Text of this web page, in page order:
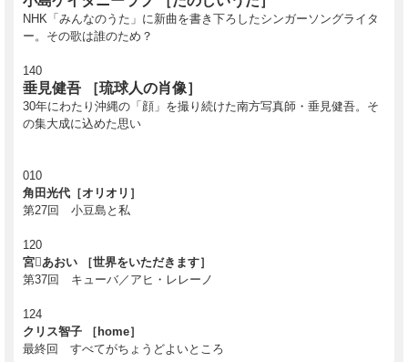
NHK「みんなのうた」に新曲を書き下ろしたシンガーソングライタ
ー。その歌は誰のため？
140
垂見健吾 ［琉球人の肖像］
30年にわたり沖縄の「顔」を撮り続けた南方写真師・垂見健吾。そ
の集大成に込めた思い
010
角田光代［オリオリ］
第27回 小豆島と私
120
宮あおい ［世界をいただきます］
第37回 キューバ／アヒ・レレーノ
124
クリス智子 ［home］
最終回 すべてがちょうどよいところ